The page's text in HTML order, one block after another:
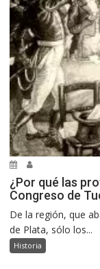
¿Por qué las
Congreso de
De la región, que
de Plata, sólo los...
Historia